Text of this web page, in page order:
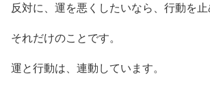
反対に、運を悪くしたいなら、行動を止
それだけのことです。
運と行動は、連動しています。